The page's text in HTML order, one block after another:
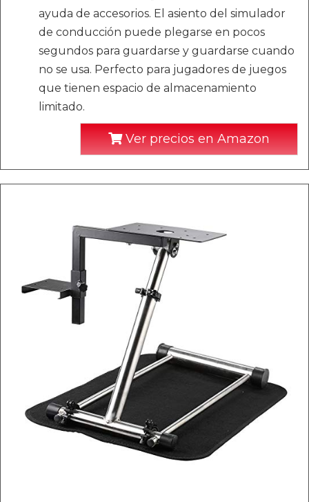
ayuda de accesorios. El asiento del simulador
de conducción puede plegarse en pocos
segundos para guardarse y guardarse cuando
no se usa. Perfecto para jugadores de juegos
que tienen espacio de almacenamiento
limitado.
Ver precios en Amazon